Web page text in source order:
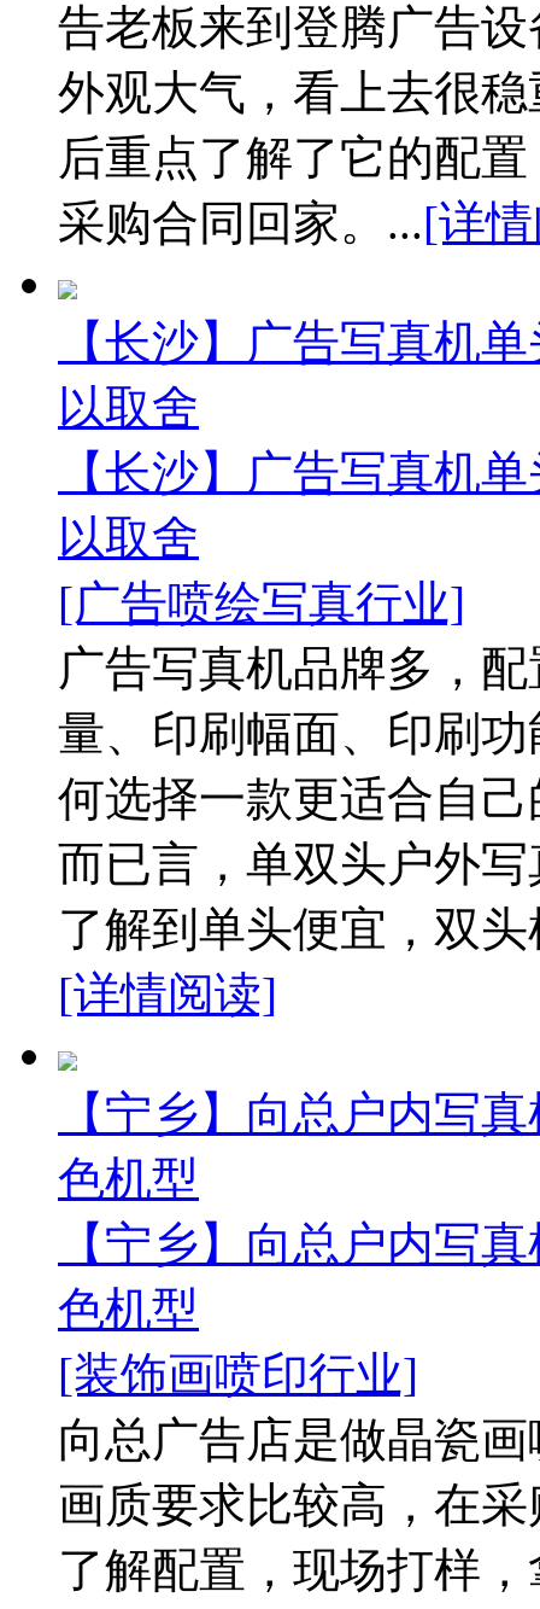
告老板来到登腾广告
外观大气，看上去很
后重点了解了它的配
采购合同回家。...[详
【长沙】广告写真机
以取舍
【长沙】广告写真机
以取舍
[广告喷绘写真行业]
广告写真机品牌多，
量、印刷幅面、印刷
何选择一款更适合自
而已言，单双头户外
了解到单头便宜，双
[详情阅读]
【宁乡】向总户内写
色机型
【宁乡】向总户内写
色机型
[装饰画喷印行业]
向总广告店是做晶瓷
画质要求比较高，在
了解配置，现场打样